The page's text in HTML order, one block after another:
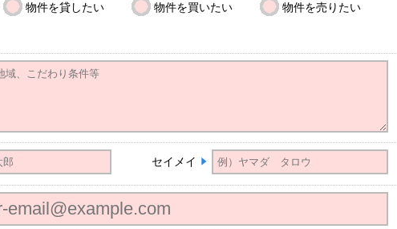
物件を貸したい 物件を買いたい
物件を売りたい
セイメイ